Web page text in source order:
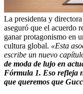
La presidenta y
aseguró que el acuerdo
ganar protagonismo en
cultura global. «Esta
escribe un nuevo
de moda de lujo en
Fórmula 1. Eso refleja
que queremos que